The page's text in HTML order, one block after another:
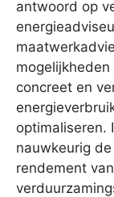
antwoord op
concreet en
optimaliseren.
nauwkeurig
rendement